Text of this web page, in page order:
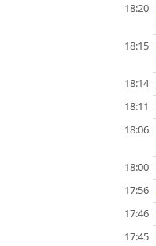
18:20
18:15
18:14
18:11
18:06
18:00
17:56
17:46
17:45